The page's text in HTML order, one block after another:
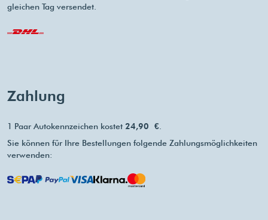
gleichen Tag versendet.
Zahlung
1 Paar Autokennzeichen kostet 24,90 €
Sie können für Ihre Bestellungen folgende Zahlungsmöglichkeiten
verwenden: